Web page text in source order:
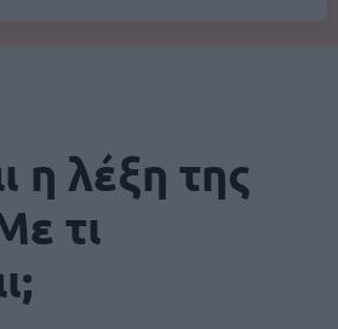
η λέξη της
τι